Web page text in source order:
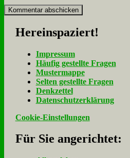
Her­ein­spa­ziert!
Im­pres­sum
Häu­fig ge­stell­te Fra­gen
Mu­ster­map­pe
Sel­ten ge­stell­te Fra­gen
Denk­zet­tel
Da­ten­schutz­er­klä­rung
Cookie-Einstellungen
Für Sie an­ge­rich­tet: